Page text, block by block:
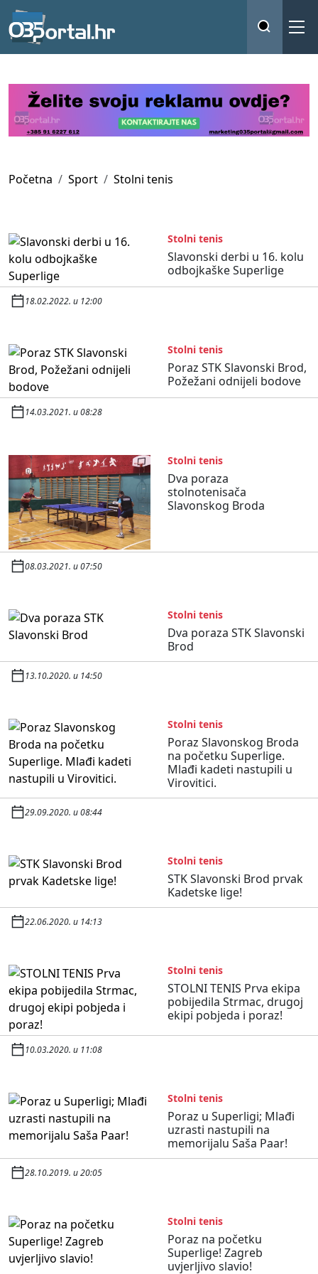
Početna Sport Stolni tenis
Stolni tenis
Slavonski derbi u 16. kolu
odbojkaške Superlige
18.02.2022. u 12:00
Stolni tenis
Poraz STK Slavonski Brod,
Požežani odnijeli bodove
14.03.2021. u 08:28
Stolni tenis
Dva poraza
stolnotenisača
Slavonskog Broda
08.03.2021. u 07:50
Stolni tenis
Dva poraza STK Slavonski
Brod
13.10.2020. u 14:50
Stolni tenis
Poraz Slavonskog Broda
na početku Superlige.
Mlađi kadeti nastupili u
Virovitici.
29.09.2020. u 08:44
Stolni tenis
STK Slavonski Brod prvak
Kadetske lige!
22.06.2020. u 14:13
Stolni tenis
STOLNI TENIS Prva ekipa
pobijedila Strmac, drugoj
ekipi pobjeda i poraz!
10.03.2020. u 11:08
Stolni tenis
Poraz u Superligi; Mlađi
uzrasti nastupili na
memorijalu Saša Paar!
28.10.2019. u 20:05
Stolni tenis
Poraz na početku
Superlige! Zagreb
uvjerljivo slavio!